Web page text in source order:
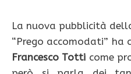
La nuova pubblicità
“Prego accomodati” ha
Francesco Totti come